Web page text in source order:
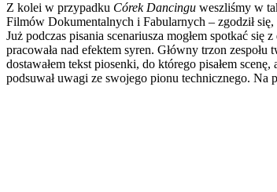
Z kolei w przypadku Córek Dancingu weszliśmy w
Filmów Dokumentalnych i Fabularnych – zgodził się,
Już podczas pisania scenariusza mogłem spotkać
pracowała nad efektem syren. Główny trzon
dostawałem tekst piosenki, do którego pisałem
podsuwał uwagi ze swojego pionu technicznego. Na